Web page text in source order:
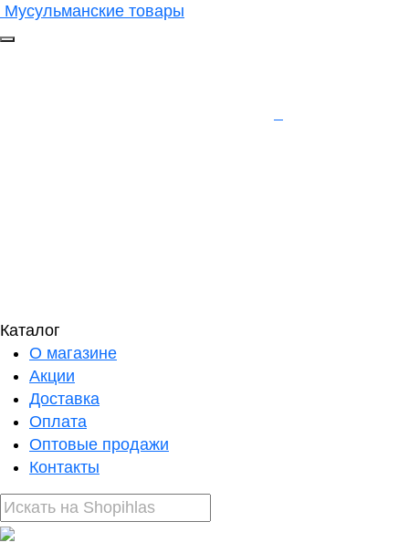
Мусульманские товары
Каталог
О магазине
Акции
Доставка
Оплата
Оптовые продажи
Контакты